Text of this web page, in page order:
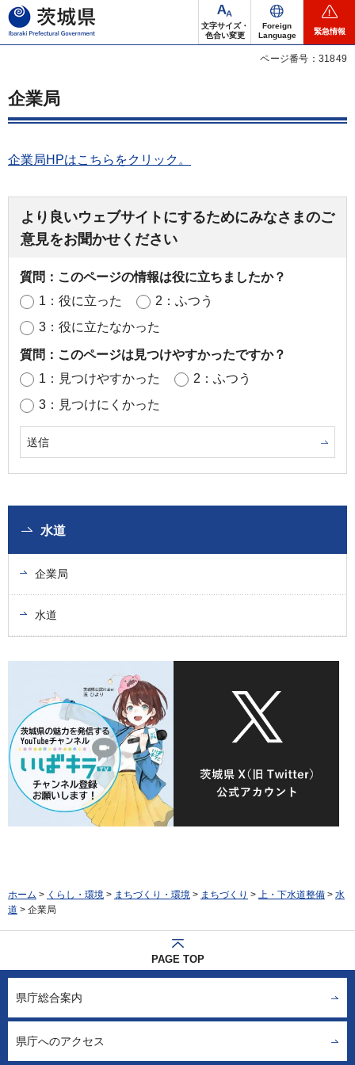
茨城県
文字サイズ・
色合い変更
Foreign
Language
緊急情報
ページ番号：31849
企業局
企業局HPはこちらをクリック。
より良いウェブサイトにするためにみなさまのご
意見をお聞かせください
質問：このページの情報は役に立ちましたか？
1：役に立った
2：ふつう
3：役に立たなかった
質問：このページは見つけやすかったですか？
1：見つけやすかった
2：ふつう
3：見つけにくかった
水道
企業局
水道
ホーム > くらし・環境 > まちづくり・環境 > まちづくり > 上・下水道整備 > 水
道 > 企業局
PAGE TOP
県庁総合案内
県庁へのアクセス